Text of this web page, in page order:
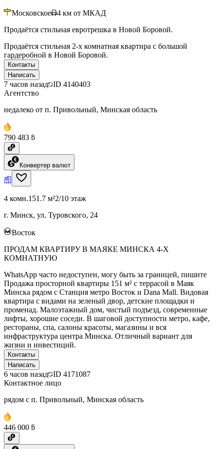
Московское 4 км от МКАД
Продаётся стильная евротрешка в Новой Боровой.
Продаётся стильная 2-х комнатная квартира с большой
гардеробной в Новой Боровой.
Контакты
Написать
7 часов назад ID 4140403
Агентство
недалеко от п. Привольный, Минская область
790 483 ƃ
Конвертер валют
4 комн.151.7 м²2/10 этаж
г. Минск, ул. Туровского, 24
Восток
ПРОДАМ КВАРТИРУ В МАЯКЕ МИНСКА 4-Х
КОМНАТНУЮ
WhatsApp часто недоступен, могу быть за границей, пишите
Продажа просторной квартиры 151 м² с террасой в Маяк
Минска рядом с Станция метро Восток и Dana Mall. Видовая
квартира с видами на зеленый двор, детские площадки и
променад. Малоэтажный дом, чистый подъезд, современные
лифты, хорошие соседи. В шаговой доступности метро, кафе,
рестораны, спа, салоны красоты, магазины и вся
инфраструктура центра Минска. Отличный вариант для
жизни и инвестиций.
Контакты
Написать
6 часов назад ID 4171087
Контактное лицо
рядом с п. Привольный, Минская область
446 000 ƃ